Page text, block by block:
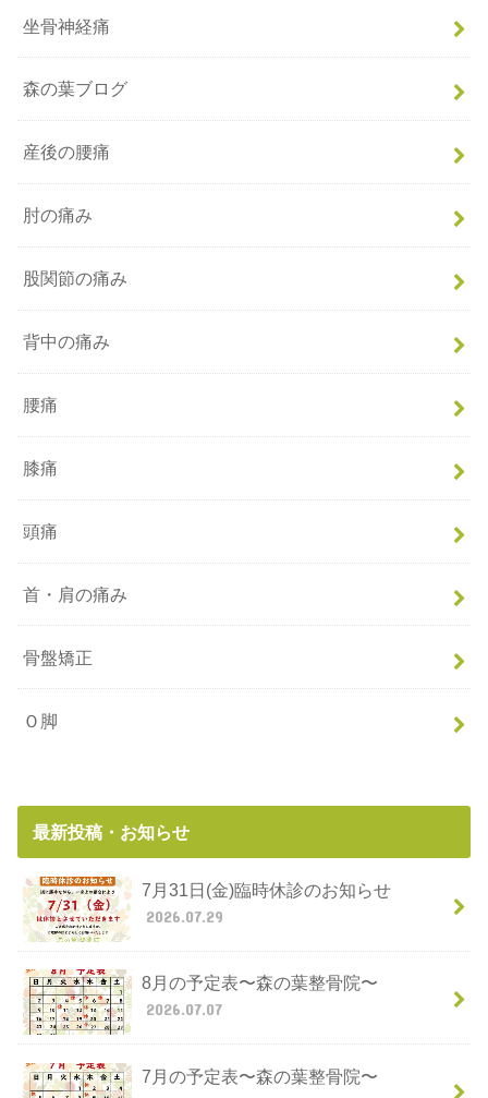
坐骨神経痛
森の葉ブログ
産後の腰痛
肘の痛み
股関節の痛み
背中の痛み
腰痛
膝痛
頭痛
首・肩の痛み
骨盤矯正
Ｏ脚
最新投稿・お知らせ
7月31日(金)臨時休診のお知らせ
2026.07.29
8月の予定表〜森の葉整骨院〜
2026.07.07
7月の予定表〜森の葉整骨院〜